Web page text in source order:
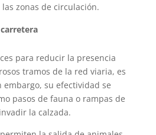
zonas de circulación.
para reducir la presencia
tramos de la red viaria, es
su efectividad se
pasos de fauna o rampas de
la calzada.